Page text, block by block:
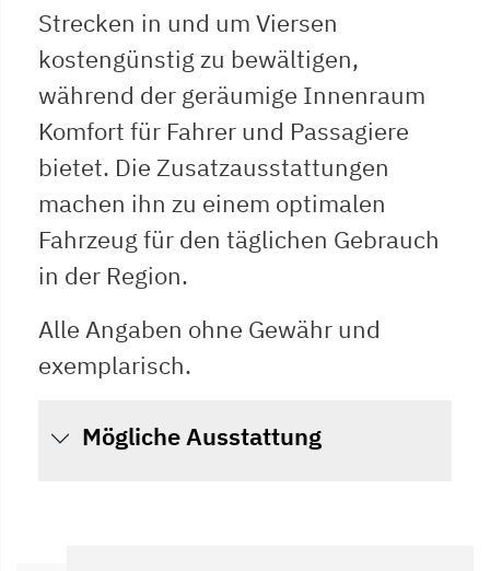
Strecken in und um Viersen
kostengünstig zu bewältigen,
während der geräumige Innenraum
Komfort für Fahrer und Passagiere
bietet. Die Zusatzausstattungen
machen ihn zu einem optimalen
Fahrzeug für den täglichen Gebrauch
in der Region.
Alle Angaben ohne Gewähr und
exemplarisch.
Mögliche Ausstattung